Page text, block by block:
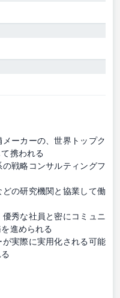
ーカーの、世界トップク
携われる
の戦略コンサルティングフ
どの研究機関と協業して働
秀な社員と密にコミュニ
進められる
が実際に実用化される可能